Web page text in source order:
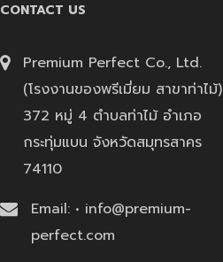
CONTACT US
Premium Perfect Co., Ltd.
(โรงงานของพรีเมี่ยม สาขาท่าไม้)
372 หมู่ 4 ตำบลท่าไม้ อำเภอ
กระทุ่มแบน จังหวัดสมุทรสาคร
74110
Email: • info@premium-
perfect.com